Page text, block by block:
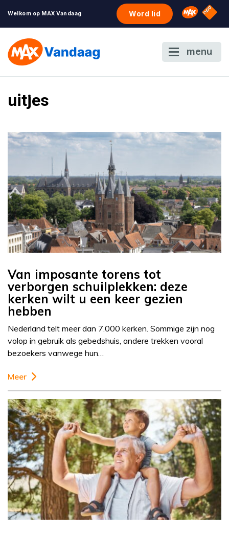
Welkom op MAX Vandaag Word lid Omroep
NPO
menu
uitjes
Van imposante torens tot
verborgen schuilplekken: deze
kerken wilt u een keer gezien
hebben
Nederland telt meer dan 7.000 kerken. Sommige zijn nog
volop in gebruik als gebedshuis, andere trekken vooral
bezoekers vanwege hun…
Meer